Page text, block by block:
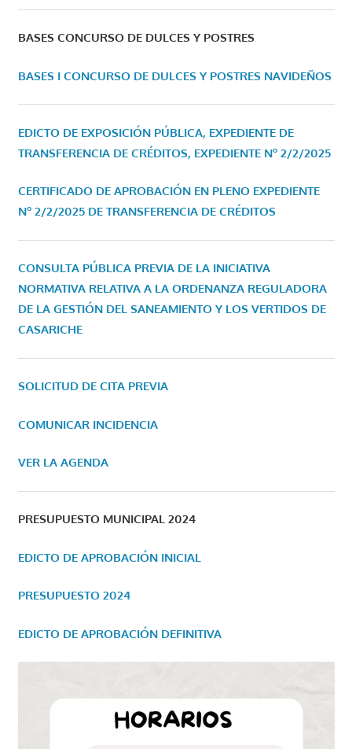
BASES CONCURSO DE DULCES Y POSTRES
BASES I CONCURSO DE DULCES Y POSTRES NAVIDEÑOS
EDICTO DE EXPOSICIÓN PÚBLICA, EXPEDIENTE DE
TRANSFERENCIA DE CRÉDITOS, EXPEDIENTE Nº 2/2/2025
CERTIFICADO DE APROBACIÓN EN PLENO EXPEDIENTE
Nº 2/2/2025 DE TRANSFERENCIA DE CRÉDITOS
CONSULTA PÚBLICA PREVIA DE LA INICIATIVA
NORMATIVA RELATIVA A LA ORDENANZA REGULADORA
DE LA GESTIÓN DEL SANEAMIENTO Y LOS VERTIDOS DE
CASARICHE
SOLICITUD DE CITA PREVIA
COMUNICAR INCIDENCIA
VER LA AGENDA
PRESUPUESTO MUNICIPAL 2024
EDICTO DE APROBACIÓN INICIAL
PRESUPUESTO 2024
EDICTO DE APROBACIÓN DEFINITIVA